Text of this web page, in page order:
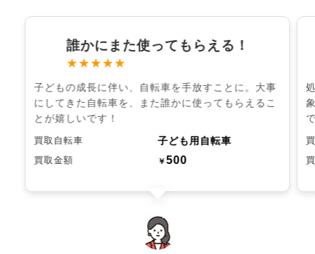
誰かにまた使ってもらえる！
★★★★★
子どもの成長に伴い、自転車を手放すことに。大事
にしてきた自転車を、また誰かに使ってもらえるこ
とが嬉しいです！
買取自転車 子ども用自転車
買取金額 ￥500
chevron_left chevron_right